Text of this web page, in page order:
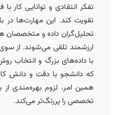
تفکر انتقادی و توانایی کار با
تقویت کند. این مهارت‌ها در
تحلیل‌گران داده و متخصصان هوش
ارزشمند تلقی می‌شوند. از سوی
با داده‌های بزرگ و انتخاب
که دانشجو با دقت و دانش کافی
همین امر، لزوم بهره‌مندی از یک
تخصصی را پررنگ‌تر می‌کند.